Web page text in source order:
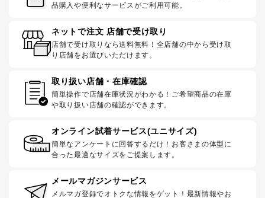
品購入や便利なサービスがご利用可能。
ネットで注文 店舗で受け取り
店舗で受け取りなら送料無料！全店舗の中から受け取
り店舗をお選びいただけます。
取り扱い店舗・在庫確認
簡単操作で店舗在庫状況がわかる！ご希望商品の在庫
や取り扱い店舗の確認ができます。
オンライン試着サービス(ユニサイズ)
簡単なアンケートに回答するだけ！お客さまの体型に
合った最適なサイズをご提案します。
メールマガジンサービス
メルマガ登録でオトクな情報をゲット！最新情報やお